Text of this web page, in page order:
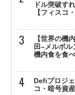
ドル突破す
【フィスコ
【世界の機
田–メルボ
機内食を食
Defiプロジ
コ・暗号資